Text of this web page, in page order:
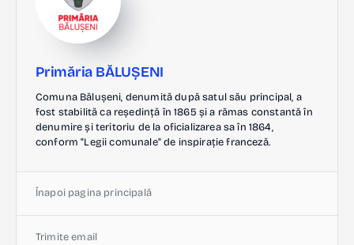
Primăria BĂLUȘENI
Comuna Bălușeni, denumită după satul său principal, a
fost stabilită ca reședință în 1865 și a rămas constantă în
denumire și teritoriu de la oficializarea sa în 1864,
conform "Legii comunale" de inspirație franceză.
Înapoi pagina principală
Trimite email